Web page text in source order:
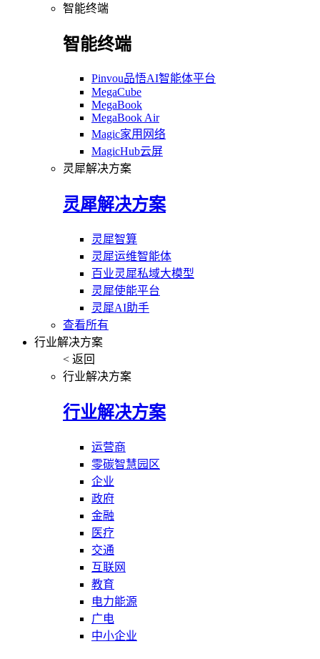
智能终端
智能终端
Pinvou品悟AI智能体平台
MegaCube
MegaBook
MegaBook Air
Magic家用网络
MagicHub云屏
灵犀解决方案
灵犀解决方案
灵犀智算
灵犀运维智能体
百业灵犀私域大模型
灵犀使能平台
灵犀AI助手
查看所有
行业解决方案
< 返回
行业解决方案
行业解决方案
运营商
零碳智慧园区
企业
政府
金融
医疗
交通
互联网
教育
电力能源
广电
中小企业